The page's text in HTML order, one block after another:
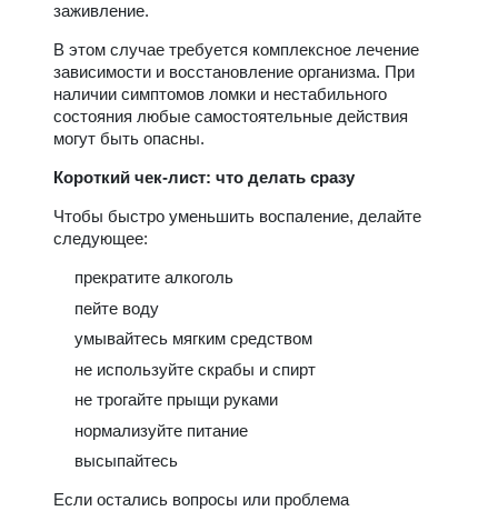
заживление.
В этом случае требуется комплексное лечение
зависимости и восстановление организма. При
наличии симптомов ломки и нестабильного
состояния любые самостоятельные действия
могут быть опасны.
Короткий чек-лист: что делать сразу
Чтобы быстро уменьшить воспаление, делайте
следующее:
прекратите алкоголь
пейте воду
умывайтесь мягким средством
не используйте скрабы и спирт
не трогайте прыщи руками
нормализуйте питание
высыпайтесь
Если остались вопросы или проблема